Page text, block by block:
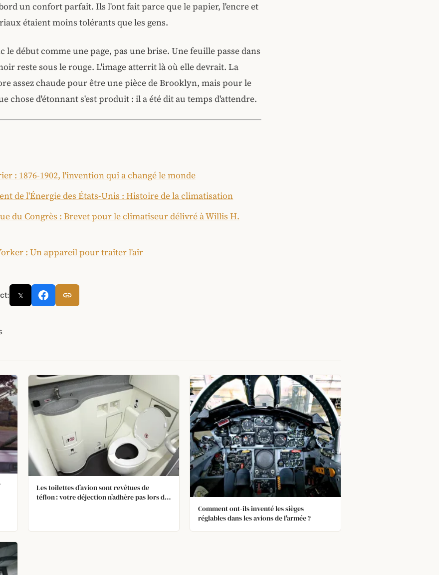
un confort parfait. Ils l'ont fait parce que le papier, l'encre et
étaient moins tolérants que les gens.
le début comme une page, pas une brise. Une feuille passe dans
reste sous le rouge. L'image atterrit là où elle devrait. La
assez chaude pour être une pièce de Brooklyn, mais pour le
chose d'étonnant s'est produit : il a été dit au temps d'attendre.
: 1876-1902, l'invention qui a changé le monde
de l'Énergie des États-Unis : Histoire de la climatisation
du Congrès : Brevet pour le climatiseur délivré à Willis H.
: Un appareil pour traiter l'air
𝕏
Les toilettes d’avion sont revêtues de
téflon : votre déjection n’adhère pas lors de
Comment ont-ils inventé les sièges
réglables dans les avions de l'armée ?